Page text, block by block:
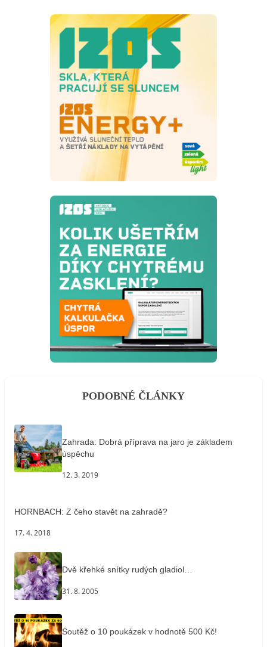
PODOBNÉ ČLÁNKY
Zahrada: Dobrá příprava na jaro je základem
úspěchu
12. 3. 2019
HORNBACH: Z čeho stavět na zahradě?
17. 4. 2018
Dvě křehké snítky rudých gladiol…
31. 8. 2005
Soutěž o 10 poukázek v hodnotě 500 Kč!